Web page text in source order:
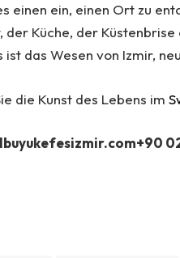
einen ein, einen Ort zu
der Küche, der
ist das Wesen von Izmir,
die Kunst des Lebens im